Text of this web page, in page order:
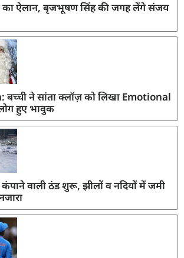
का ऐलान, बृजभूषण सिंह की जगह लेंगे संजय
ने सांता क्लॉज़ को लिखा Emotional
हुए भावुक
वाली ठंड शुरू, झीलों व नदियों में जमी